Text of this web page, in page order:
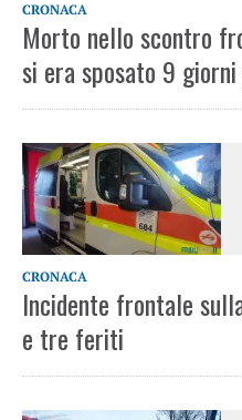
CRONACA
Morto nello scontro
si era sposato 9
CRONACA
Incidente frontale
e tre feriti